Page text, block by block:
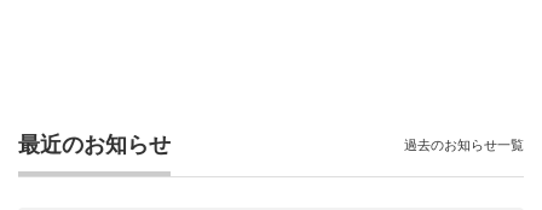
最近のお知らせ 過去のお知らせ一覧